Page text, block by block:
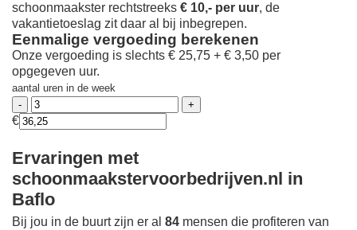
schoonmaakster rechtstreeks € 10,- per uur, de
vakantietoeslag zit daar al bij inbegrepen.
Eenmalige vergoeding berekenen
Onze vergoeding is slechts € 25,75 + € 3,50 per
opgegeven uur.
aantal uren in de week
€
Ervaringen met
schoonmaakstervoorbedrijven.nl in
Baflo
Bij jou in de buurt zijn er al 84 mensen die profiteren van